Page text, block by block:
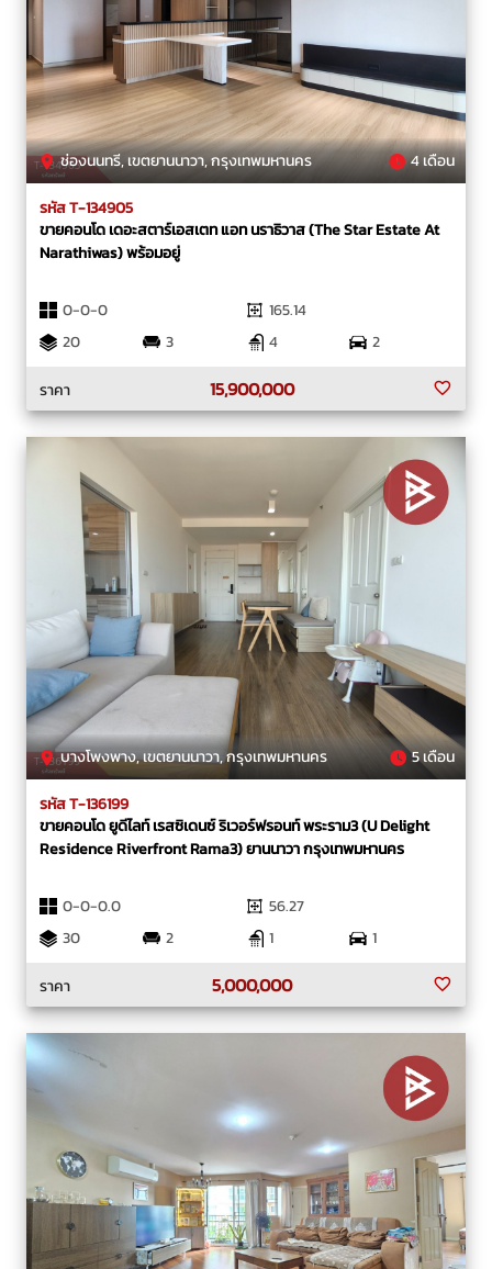
ช่องนนทรี, เขตยานนาวา, กรุงเทพมหานคร 4 เดือน
รหัส T-134905
ขายคอนโด เดอะสตาร์เอสเตท แอท นราธิวาส (The Star Estate At
Narathiwas) พร้อมอยู่
0-0-0
165.14
20
3 4
2
ราคา
15,900,000
บางโพงพาง, เขตยานนาวา, กรุงเทพมหานคร 5 เดือน
รหัส T-136199
ขายคอนโด ยูดีไลท์ เรสซิเดนซ์ ริเวอร์ฟรอนท์ พระราม3 (U Delight
Residence Riverfront Rama3) ยานนาวา กรุงเทพมหานคร
0-0-0.0
56.27
30
2 1
1
ราคา
5,000,000